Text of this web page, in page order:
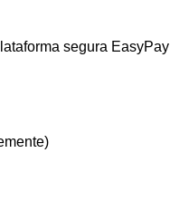
segura EasyPay